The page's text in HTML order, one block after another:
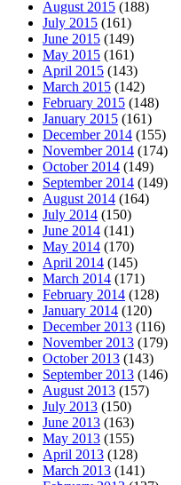
August 2015 (188)
July 2015 (161)
June 2015 (149)
May 2015 (161)
April 2015 (143)
March 2015 (142)
February 2015 (148)
January 2015 (161)
December 2014 (155)
November 2014 (174)
October 2014 (149)
September 2014 (149)
August 2014 (164)
July 2014 (150)
June 2014 (141)
May 2014 (170)
April 2014 (145)
March 2014 (171)
February 2014 (128)
January 2014 (120)
December 2013 (116)
November 2013 (179)
October 2013 (143)
September 2013 (146)
August 2013 (157)
July 2013 (150)
June 2013 (163)
May 2013 (155)
April 2013 (128)
March 2013 (141)